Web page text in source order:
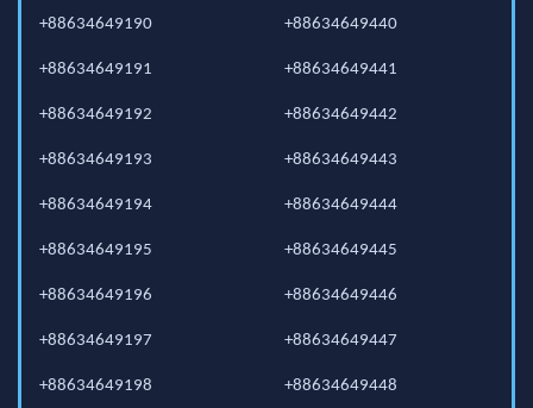
+88634649190
+88634649191
+88634649192
+88634649193
+88634649194
+88634649195
+88634649196
+88634649197
+88634649198
+88634649440
+88634649441
+88634649442
+88634649443
+88634649444
+88634649445
+88634649446
+88634649447
+88634649448